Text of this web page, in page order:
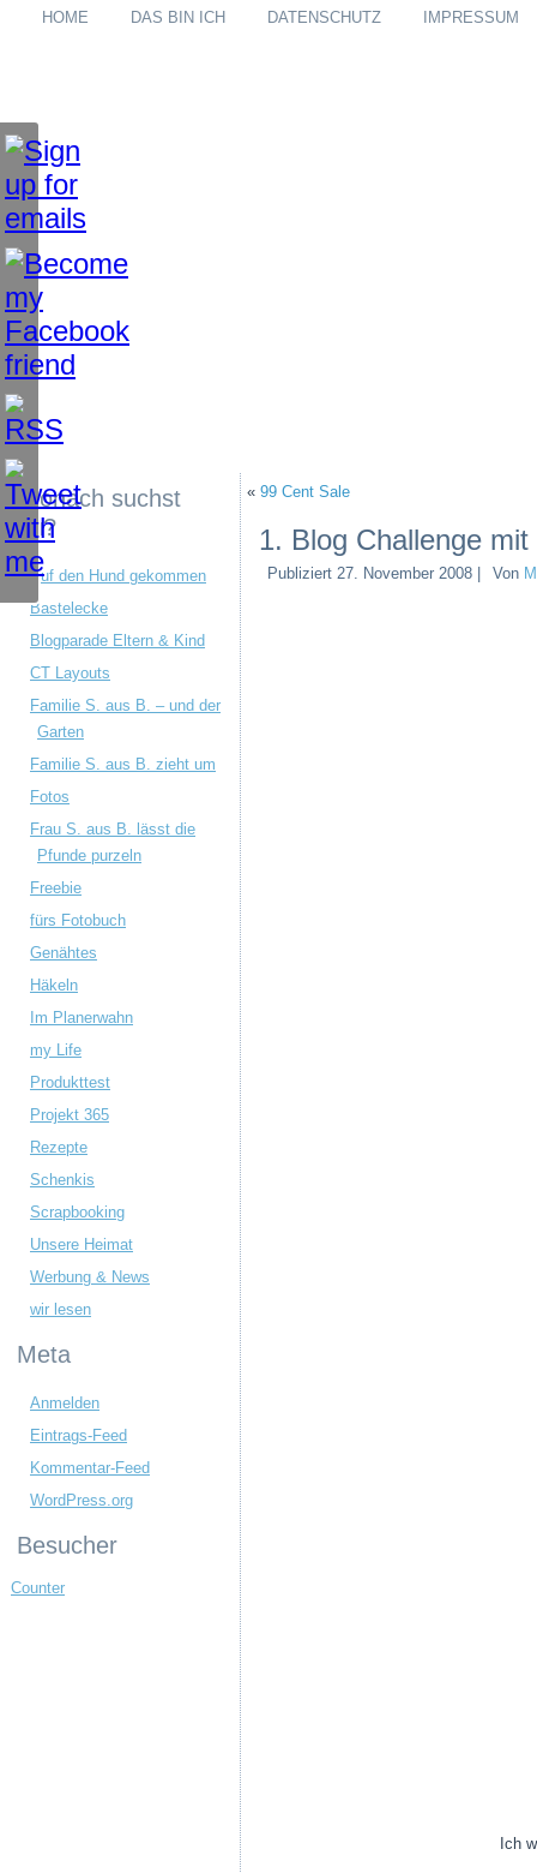
HOME DAS BIN ICH DATENSCHUTZ IMPRESSUM
Wonach suchst
du?
Auf den Hund gekommen
Bastelecke
Blogparade Eltern & Kind
CT Layouts
Familie S. aus B. – und der
Garten
Familie S. aus B. zieht um
Fotos
Frau S. aus B. lässt die
Pfunde purzeln
Freebie
fürs Fotobuch
Genähtes
Häkeln
Im Planerwahn
my Life
Produkttest
Projekt 365
Rezepte
Schenkis
Scrapbooking
Unsere Heimat
Werbung & News
wir lesen
Meta
Anmelden
Eintrags-Feed
Kommentar-Feed
WordPress.org
Besucher
Counter
« 99 Cent Sale
1. Blog Challenge
Publiziert 27. November 2008 Von
Ich